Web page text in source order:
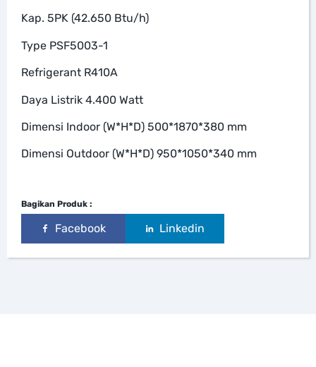
Kap. 5PK (42.650 Btu/h)
Type PSF5003-1
Refrigerant R410A
Daya Listrik 4.400 Watt
Dimensi Indoor (W*H*D) 500*1870*380 mm
Dimensi Outdoor (W*H*D) 950*1050*340 mm
Bagikan Produk :
Facebook Linkedin